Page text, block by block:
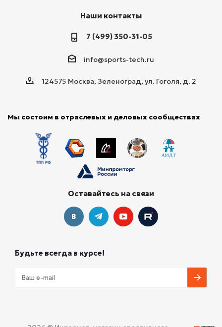
Наши контакты
7 (499) 350-31-05
info@sports-tech.ru
124575 Москва, Зеленоград, ул. Гоголя, д. 2
Мы состоим в отраслевых и деловых сообществах
Оставайтесь на связи
Будьте всегда в курсе!